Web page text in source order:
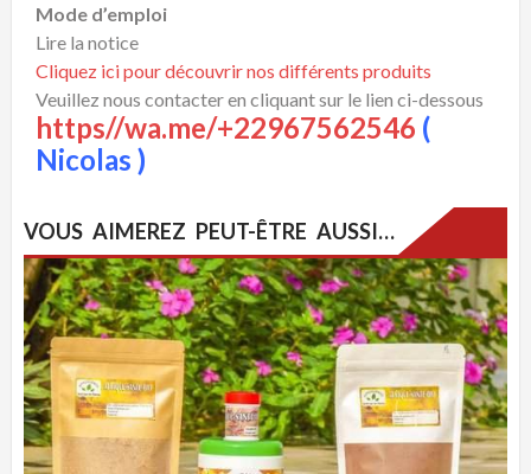
Mode d’emploi
Lire la notice
Cliquez ici pour découvrir nos différents produits
Veuillez nous contacter en cliquant sur le lien ci-dessous
https//wa.me/+22967562546 (
Nicolas )
VOUS AIMEREZ PEUT-ÊTRE AUSSI…